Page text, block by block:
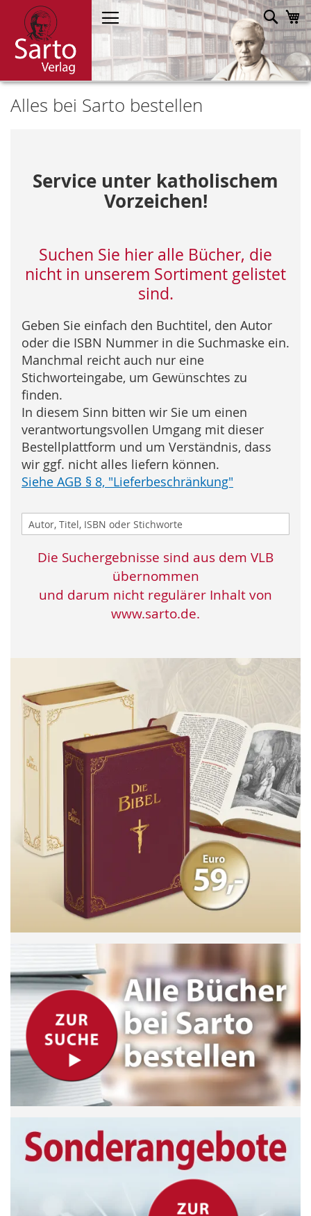
Direkt
zum
Inhalt
Alles bei Sarto bestellen
Service unter katholischem
Vorzeichen!
Suchen Sie hier alle Bücher, die
nicht in unserem Sortiment gelistet
sind.
Geben Sie einfach den Buchtitel, den Autor
oder die ISBN Nummer in die Suchmaske ein.
Manchmal reicht auch nur eine
Stichworteingabe, um Gewünschtes zu
finden.
In diesem Sinn bitten wir Sie um einen
verantwortungsvollen Umgang mit dieser
Bestellplattform und um Verständnis, dass
wir ggf. nicht alles liefern können.
Siehe AGB § 8, "Lieferbeschränkung"
Die Suchergebnisse sind aus dem VLB
übernommen
und darum nicht regulärer Inhalt von
www.sarto.de.